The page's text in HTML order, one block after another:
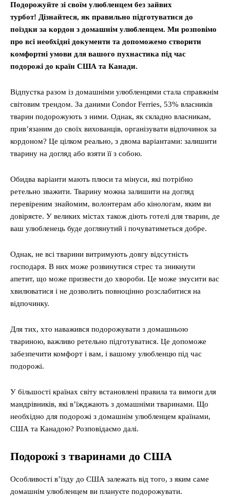
Подорожуйте зі своїм улюбленцем без зайвих
турбот! Дізнайтеся, як правильно підготуватися до
поїздки за кордон з домашнім улюбленцем. Ми розповімо
про всі необхідні документи та допоможемо створити
комфортні умови для вашого пухнастика під час
подорожі до країн США та Канади.
Відпустка разом із домашніми улюбленцями стала справжнім
світовим трендом. За даними Condor Ferries, 53% власників
тварин подорожують з ними. Однак, як складно власникам,
прив’язаним до своїх вихованців, організувати відпочинок за
кордоном? Це цілком реально, з двома варіантами: залишити
тварину на догляд або взяти її з собою.
Обидва варіанти мають плюси та мінуси, які потрібно
ретельно зважити. Тварину можна залишити на догляд
перевіреним знайомим, волонтерам або кінологам, яким ви
довіряєте. У великих містах також діють готелі для тварин, де
ваш улюбленець буде доглянутий і почуватиметься добре.
Однак, не всі тварини витримують довгу відсутність
господаря. В них може розвинутися стрес та зникнути
апетит, що може призвести до хвороби. Це може змусити вас
хвилюватися і не дозволить повноцінно розслабитися на
відпочинку.
Для тих, хто наважився подорожувати з домашньою
твариною, важливо ретельно підготуватися. Це допоможе
забезпечити комфорт і вам, і вашому улюбленцю під час
подорожі.
У більшості країнах світу встановлені правила та вимоги для
мандрівників, які вʼїжджають з домашніми тваринами. Що
необхідно для подорожі з домашнім улюбленцем країнами,
США та Канадою? Розповідаємо далі.
Подорожі з тваринами до США
Особливості в’їзду до США залежать від того, з яким саме
домашнім улюбленцем ви плануєте подорожувати.